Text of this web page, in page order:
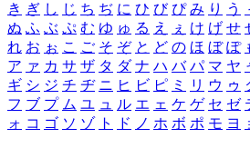
き ぎ し じ ち ぢ に ひ び ぴ み り う
ぬ ふ ぶ ぷ む ゆ ゅ る え ぇ け げ せ
れ お ぉ こ ご そ ぞ と ど の ほ ぼ ぽ
ア ァ カ サ ザ タ ダ ナ ハ バ パ マ ヤ
ギ シ ジ チ ヂ ニ ヒ ビ ピ ミ リ ウ ゥ
フ ブ プ ム ユ ュ ル エ ェ ケ ゲ セ ゼ
ォ コ ゴ ソ ゾ ト ド ノ ホ ボ ポ モ ヨ